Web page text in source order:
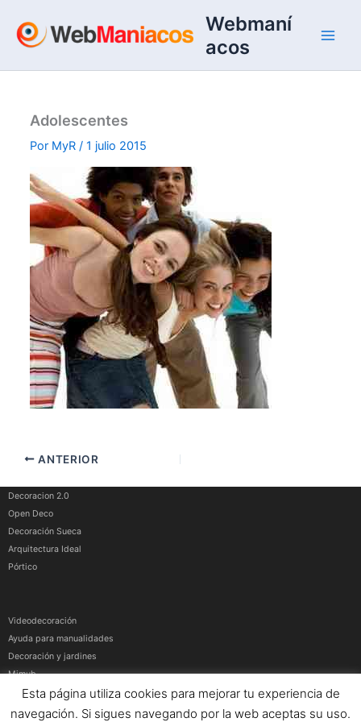
contenido
Webmaní
acos
Adolescentes
Por MyR/1 julio 2015
ANTERIOR
Decoracion 2.0
Open Deco
Decoración Sueca
Arquitectura Ideal
Pórtico
Videodecoración
Ayuda para manualidades
Decoración y jardines
Mimub
Más medios
Esta página utiliza cookies para mejorar tu experiencia de
navegación. Si sigues navegando por la web aceptas su uso.